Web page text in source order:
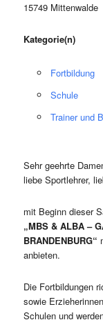
15749 Mittenwalde
Kategorie(n)
Fortbildung
Schule
Trainer und
Sehr geehrte
liebe Sportlehrer,
mit Beginn dieser
„MBS & ALBA –
BRANDENBURG“
anbieten.
Die Fortbildungen
sowie
Schulen und